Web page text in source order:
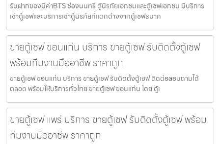
รับฝากของมีค่าBTS ช่องนนทรี ตู้นิรภัยเอกชนและตู้เซฟเอกชน มีบริการ
เช่าตู้เซฟและบริการเช่าตู้นิรภัยที่แตกต่างจากตู้เซฟธนาค
ขายตู้เซฟ ขอนแก่น บริการ ขายตู้เซฟ รับติดตั้งตู้เซฟ
พร้อมทีมงานมืออาชีพ ราคาถูก
ขายตู้เซฟ ขอนแก่น บริการ ขายตู้เซฟ รับติดตั้งตู้เซฟ ติดต่อสอบถามได้
ตลอด พร้อมให้บริการทั่วไทย ขายตู้เซฟ ขอนแก่น โดย ตู้เ
ขายตู้เซฟ แพร่ บริการ ขายตู้เซฟ รับติดตั้งตู้เซฟ พร้อม
ทีมงานมืออาชีพ ราคาถูก